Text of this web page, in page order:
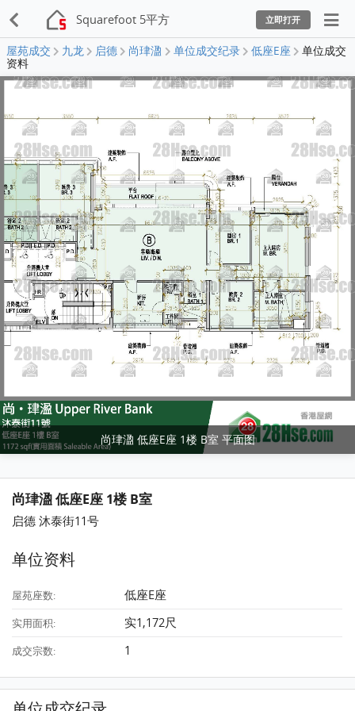
Squarefoot 5平方 立即打开
屋苑成交 九龙 启德 尚珒溋 单位成交纪录 低座E座
单位成交
资料
尚珒溋 低座E座 1楼 B室 平面图
尚珒溋 低座E座 1楼 B室
启德 沐泰街11号
单位资料
屋苑座数: 低座E座
实用面积: 实1,172尺
成交宗数: 1